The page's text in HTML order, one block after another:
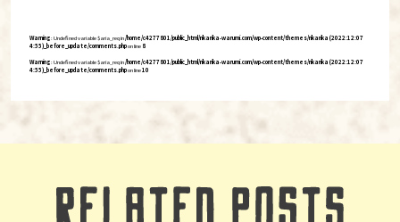
Warning: Undefined variable $aria_req in/home/c4277801/public_html/rikarika-warumi.com/wp-content/themes/rikarika (2022:12:07
4:55)_before_update/comments.phpon line 8
Warning: Undefined variable $aria_req in/home/c4277801/public_html/rikarika-warumi.com/wp-content/themes/rikarika (2022:12:07
4:55)_before_update/comments.phpon line10